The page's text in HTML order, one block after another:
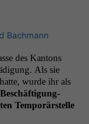
Bachmann
des Kan­tons
Als sie
wurde ihr als
Beschäf­ti­gung­
Tem­porärstelle